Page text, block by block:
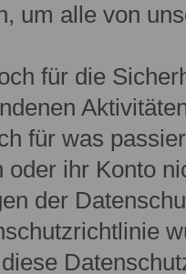
um alle von
für die
für was
oder ihr Konto
der